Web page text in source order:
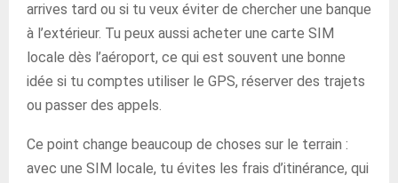
arrives tard ou si tu veux éviter de chercher une banque
à l’extérieur. Tu peux aussi acheter une carte SIM
locale dès l’aéroport, ce qui est souvent une bonne
idée si tu comptes utiliser le GPS, réserver des trajets
ou passer des appels.
Ce point change beaucoup de choses sur le terrain :
avec une SIM locale, tu évites les frais d’itinérance, qui